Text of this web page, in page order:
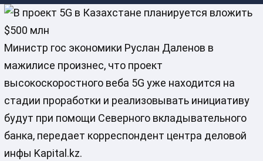
Министр гос экономики Руслан Даленов в
мажилисе произнес, что проект
высокоскоростного веба 5G уже находится на
стадии проработки и реализовывать инициативу
будут при помощи Северного вкладывательного
банка, передает корреспондент центра деловой
инфы Kapital.kz.